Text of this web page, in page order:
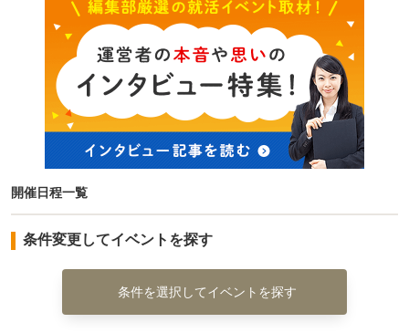
開催日程一覧
条件変更してイベントを探す
条件を選択してイベントを探す